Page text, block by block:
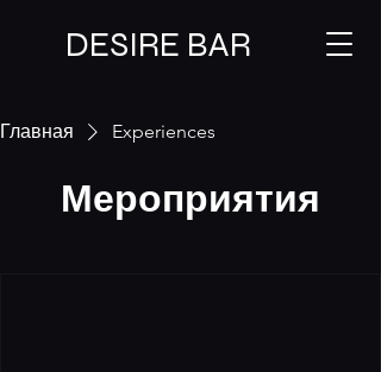
DESIRE BAR
Главная Experiences
Мероприятия